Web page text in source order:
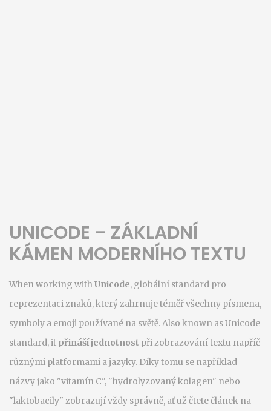
UNICODE – ZÁKLADNÍ
KÁMEN MODERNÍHO TEXTU
When working withUnicode, globální standard pro
reprezentaci znaků, který zahrnuje téměř všechny písmena,
symboly a emoji používané na světě. Also known asUnicode
standard, it přináší jednotnost při zobrazování textu napříč
různými platformami a jazyky. Díky tomu se například
názvy jako "vitamín C", "hydrolyzovaný kolagen" nebo
"laktobacily" zobrazují vždy správně, ať už čtete článek na